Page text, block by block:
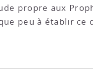
propre aux
peu à établir ce